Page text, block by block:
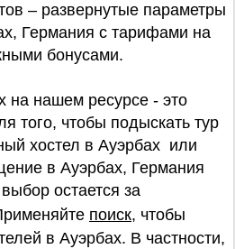
– развернутые параметры
Германия с тарифами на
бонусами.
на нашем ресурсе - это
того, чтобы подыскать тур
хостел в Ауэрбах или
в Ауэрбах, Германия
остается за
поиск, чтобы
в Ауэрбах. В частности,